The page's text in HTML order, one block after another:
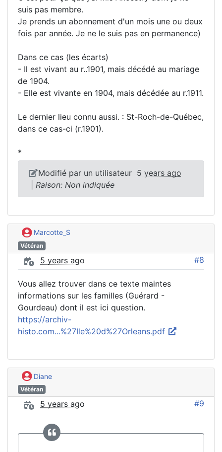
suis pas membre.
Je prends un abonnement d'un mois une ou deux
fois par année. Je ne le suis pas en permanence)
Dans ce cas (les écarts)
- Il est vivant au r..1901, mais décédé au mariage
de 1904.
- Elle est vivante en 1904, mais décédée au r.1911.
Le dernier lieu connu aussi. : St-Roch-de-Québec,
dans ce cas-ci (r.1901).
*
Modifié par un utilisateur 5 years ago
Raison: Non indiquée
Marcotte_S
Vétéran
5 years ago #8
Vous allez trouver dans ce texte maintes
informations sur les familles (Guérard -
Gourdeau) dont il est ici question.
https://archiv-
histo.com...%27Ile%20d%27Orleans.pdf
Diane
Vétéran
5 years ago #9